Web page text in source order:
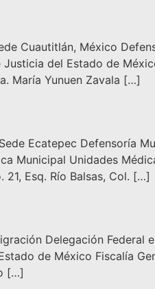
Cuautitlán, México
Justicia del Estado de
María Yunuen Zavala […]
Ecatepec Defensoría
Municipal Unidades
Esq. Río Balsas, Col. […]
Delegación Federal
de México Fiscalía
[…]